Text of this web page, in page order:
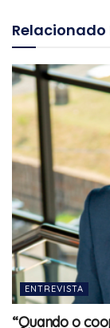
Relacionado
ENTREVISTA
“Quando o